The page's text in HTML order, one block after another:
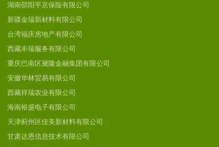
湖南邵阳平京保险有限公司
新疆金瑞新材料有限公司
台湾福庆房地产有限公司
西藏丰瑞服务有限公司
重庆巴南区黛隆金融集团有限公司
安徽华林贸易有限公司
西藏祥瑞农业有限公司
海南裕盛电子有限公司
天津蓟州区佳美新材料有限公司
甘肃达恩信息技术有限公司